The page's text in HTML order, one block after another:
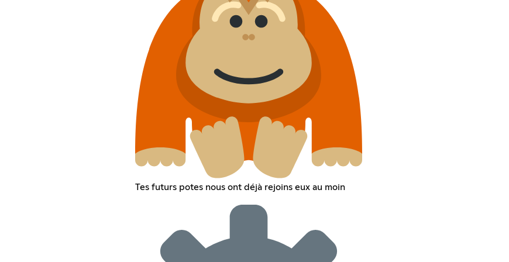
Tes futurs potes nous ont déjà rejoins eux au moin